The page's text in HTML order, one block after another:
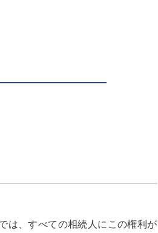
は、すべての相続人にこの権利が